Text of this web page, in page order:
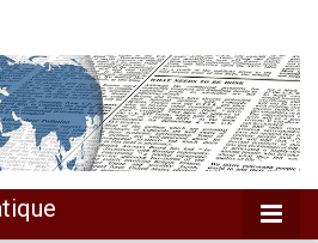
La Tribune
Diplomatique
Internationale